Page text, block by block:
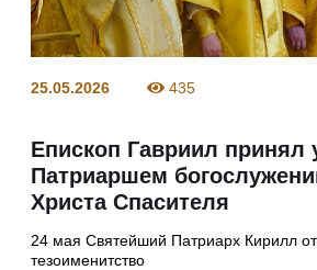
25.05.2026 435
Епископ Гавриил принял
Патриаршем
Христа Спасителя
24 мая Святейший Патриарх Кирилл
тезоименитство